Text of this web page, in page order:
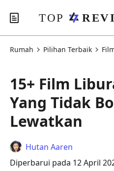
Rumah Pilihan Terbaik
15+ Film
Yang Tidak
Lewatkan
Hutan Aaren
Diperbarui pada 12 April